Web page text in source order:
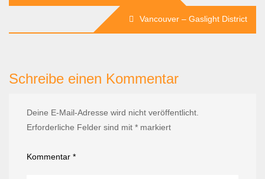
Vancouver – Gaslight District
Schreibe einen Kommentar
Deine E-Mail-Adresse wird nicht veröffentlicht.
Erforderliche Felder sind mit * markiert
Kommentar *